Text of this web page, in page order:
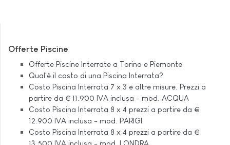
Offerte Piscine
Offerte Piscine Interrate a Torino e Piemonte
Qual'è il costo di una Piscina Interrata?
Costo Piscina Interrata 7 x 3 e altre misure. Prezzi a
partire da € 11.900 IVA inclusa - mod. ACQUA
Costo Piscina Interrata 8 x 4 prezzi a partire da €
12.900 IVA inclusa - mod. PARIGI
Costo Piscina Interrata 8 x 4 prezzi a partire da €